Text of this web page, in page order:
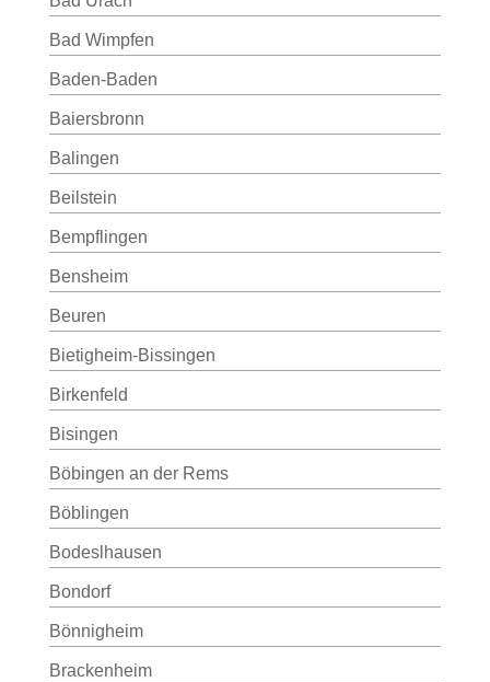
Bad Wimpfen
Baden-Baden
Baiersbronn
Balingen
Beilstein
Bempflingen
Bensheim
Beuren
Bietigheim-Bissingen
Birkenfeld
Bisingen
Böbingen an der Rems
Böblingen
Bodeslhausen
Bondorf
Bönnigheim
Brackenheim